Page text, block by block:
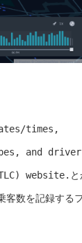
times,
and
website.
客数を記録する